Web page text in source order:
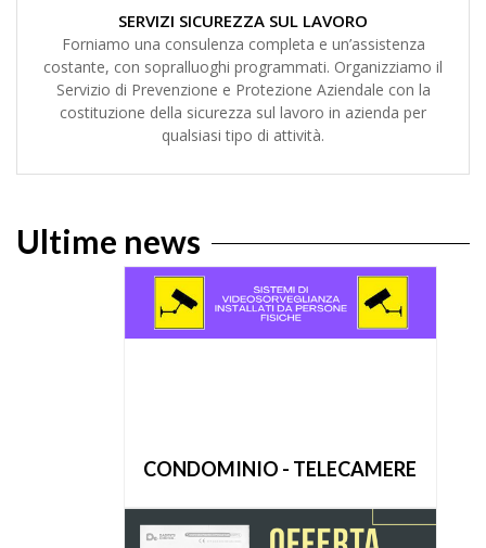
SERVIZI SICUREZZA SUL LAVORO
Forniamo una consulenza completa e un’assistenza
costante, con sopralluoghi programmati. Organizziamo il
Servizio di Prevenzione e Protezione Aziendale con la
costituzione della sicurezza sul lavoro in azienda per
qualsiasi tipo di attività.
Ultime news
CONDOMINIO - TELECAMERE